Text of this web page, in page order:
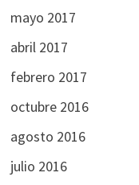
mayo 2017
abril 2017
febrero 2017
octubre 2016
agosto 2016
julio 2016